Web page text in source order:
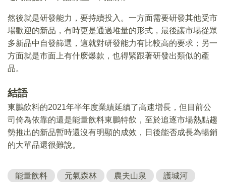
然後就是研發能力，要持續投入。一方面需要研發其他受市
場歡迎的新品，有時更是通過堆量的形式，最後讓市場從眾
多新品中自發篩選，這就對研發能力有比較高的要求；另一
方面就是市面上有什麽爆款，也得緊跟著研發出類似的產
品。
結語
東鵬飲料的2021年半年度業績延續了高速增長，但目前公
司倚為依靠的還是能量飲料東鵬特飲，至於追逐市場熱點趨
勢推出的新品暫時還沒有明顯的成效，日後能否成長為暢銷
的大單品還很難說。
能量飲料 元氣森林 農夫山泉 護城河